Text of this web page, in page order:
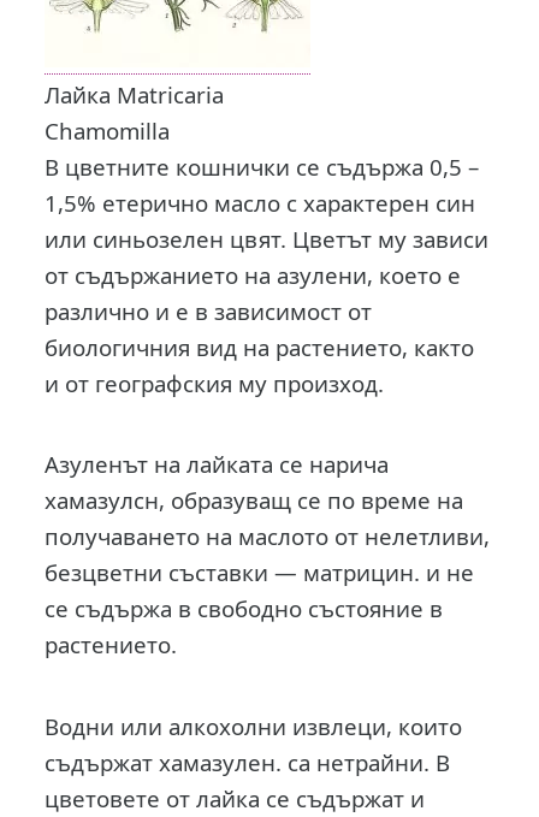
Лайка Matricaria
Chamomilla
В цветните кошнички се съдържа 0,5 –
1,5% етерично масло с характерен син
или синьозелен цвят. Цветът му зависи
от съдържанието на азулени, което е
различно и е в зависимост от
биологичния вид на растението, както
и от географския му произход.
Азуленът на лайката се нарича
хамазулсн, образуващ се по време на
получаването на маслото от нелетливи,
безцветни съставки — матрицин. и не
се съдържа в свободно състояние в
растението.
Водни или алкохолни извлеци, които
съдържат хамазулен. са нетрайни. В
цветовете от лайка се съдържат и